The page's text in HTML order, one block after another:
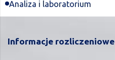
Analiza i laboratorium
Informacje rozliczeniowe